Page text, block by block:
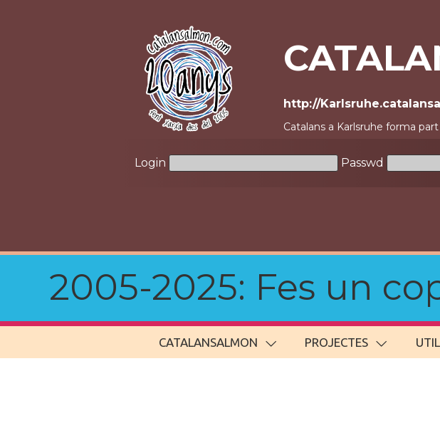
http://
Catalans a Karlsruhe forma
Login Passwd
2005-2025: Fes un
CATALANSALMON PROJECTES